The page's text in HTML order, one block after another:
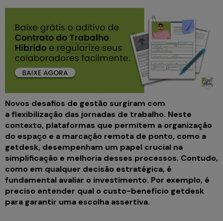
Novos desafios de gestão surgiram com
a flexibilização das jornadas de trabalho. Neste
contexto, plataformas que permitem a organização
do espaço e a marcação remota de ponto, como a
getdesk, desempenham um papel crucial na
simplificação e melhoria desses processos. Contudo,
como em qualquer decisão estratégica, é
fundamental avaliar o investimento. Por exemplo, é
preciso entender qual o custo-benefício getdesk
para garantir uma escolha assertiva.